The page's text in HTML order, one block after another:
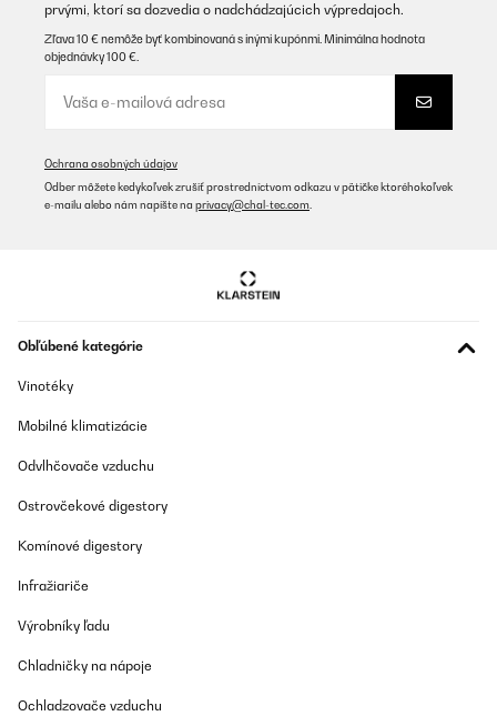
prvými, ktorí sa dozvedia o nadchádzajúcich výpredajoch.
Zľava 10 € nemôže byť kombinovaná s inými kupónmi. Minimálna hodnota
objednávky 100 €.
Ochrana osobných údajov
Odber môžete kedykoľvek zrušiť prostredníctvom odkazu v pätičke ktoréhokoľvek
e-mailu alebo nám napíšte na privacy@chal-tec.com
Obľúbené kategórie
Vinotéky
Mobilné klimatizácie
Odvlhčovače vzduchu
Ostrovčekové digestory
Komínové digestory
Infražiariče
Výrobníky ľadu
Chladničky na nápoje
Ochladzovače vzduchu